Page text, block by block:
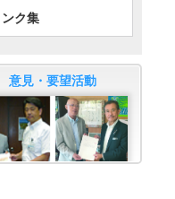
ンク集
意見・要望活動